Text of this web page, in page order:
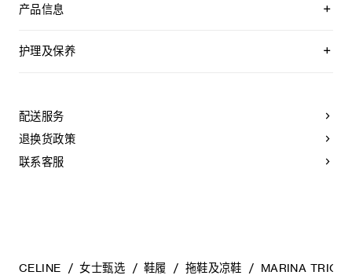
产品信息
100%羊皮革衬里
便鞋
薄软垫皮革内底
皮革外底
意大利制造
编号：368235122C.20OX
护理及保养
泽。为了让您的鞋履历久弥新，我们建议您遵循以下保养方
法：
- 避免接触水、油、香水和化妆品。如果鞋子不慎沾湿，请使用
浅色软布将液体擦干。
擦拭皮革，微湿时可擦拭织物面料。
配送服务
退换货政策
联系客服
CELINE 女士甄选 鞋履 拖鞋及凉鞋 MARINA